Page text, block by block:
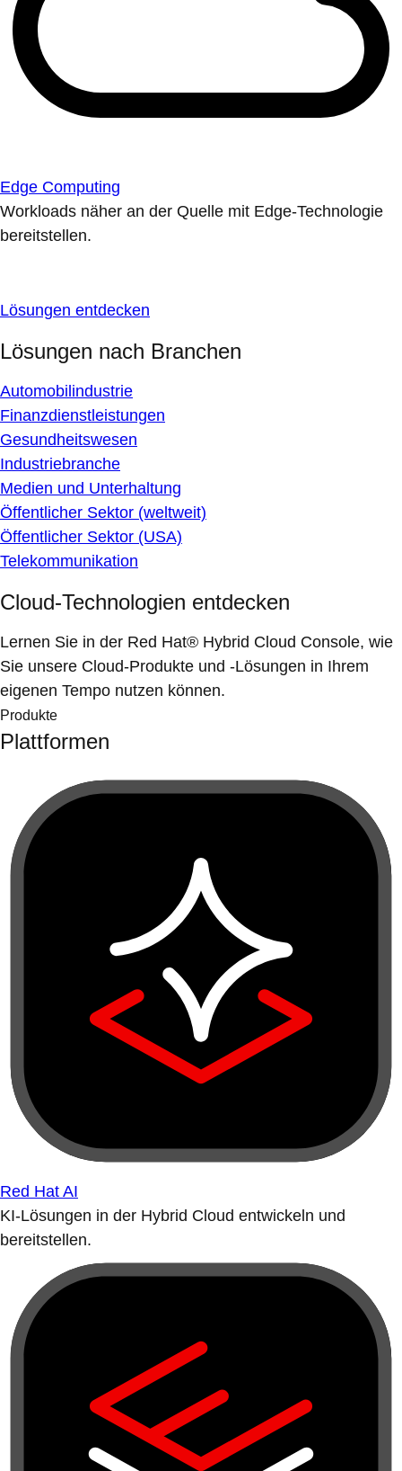
Edge Computing
Workloads näher an der Quelle mit Edge-Technologie
bereitstellen.
Lösungen entdecken
Lösungen nach Branchen
Automobilindustrie
Finanzdienstleistungen
Gesundheitswesen
Industriebranche
Medien und Unterhaltung
Öffentlicher Sektor (weltweit)
Öffentlicher Sektor (USA)
Telekommunikation
Cloud-Technologien entdecken
Lernen Sie in der Red Hat® Hybrid Cloud Console, wie
Sie unsere Cloud-Produkte und -Lösungen in Ihrem
eigenen Tempo nutzen können.
Produkte
Plattformen
Red Hat AI
KI-Lösungen in der Hybrid Cloud entwickeln und
bereitstellen.